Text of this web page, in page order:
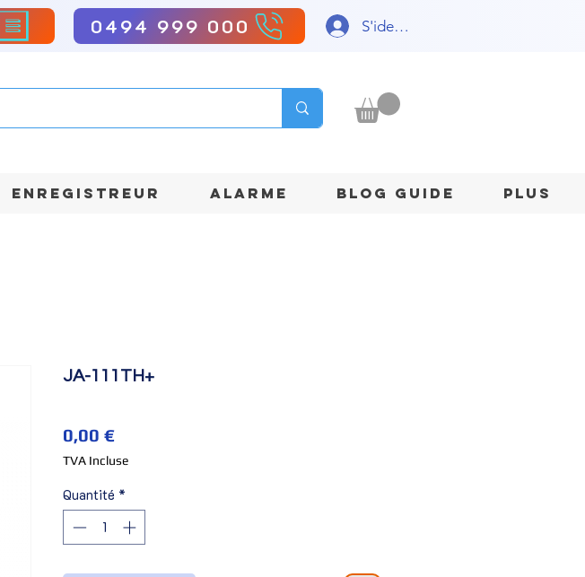
0494 999 000 S'identifier
ENREGISTREUR ALARME BLOG GUIDE Plus
JA-111TH+
0,00 €Prix
TVA Incluse
Quantité *